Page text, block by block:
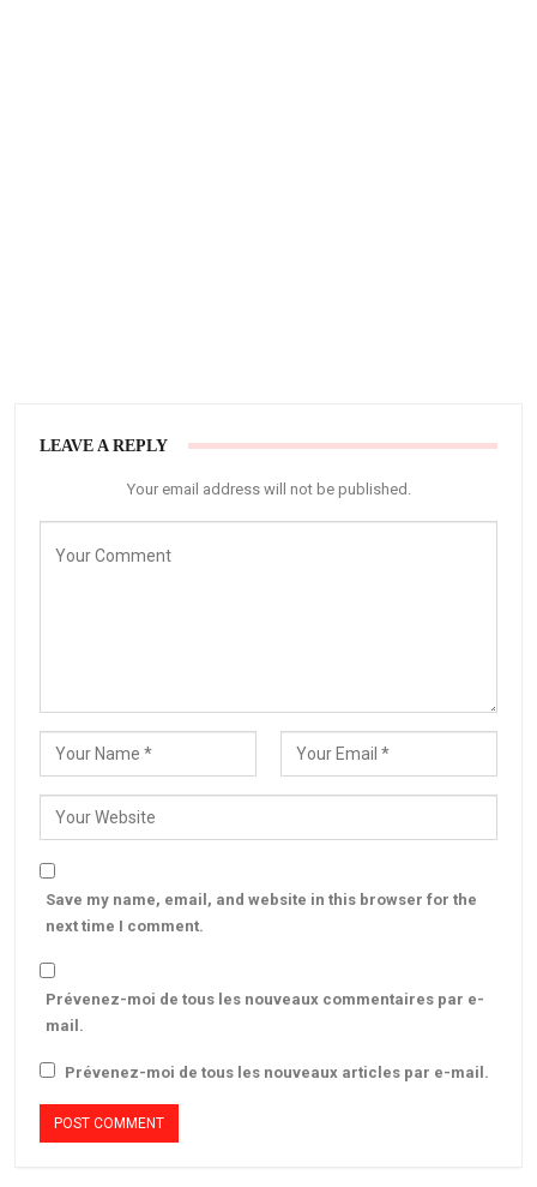
LEAVE A REPLY
Your email address will not be published.
Save my name, email, and website in this browser for the
next time I comment.
Prévenez-moi de tous les nouveaux commentaires par e-
mail.
Prévenez-moi de tous les nouveaux articles par e-mail.